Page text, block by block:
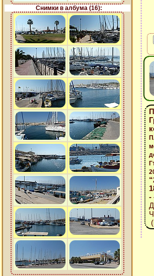
Снимки в албума (16):
-